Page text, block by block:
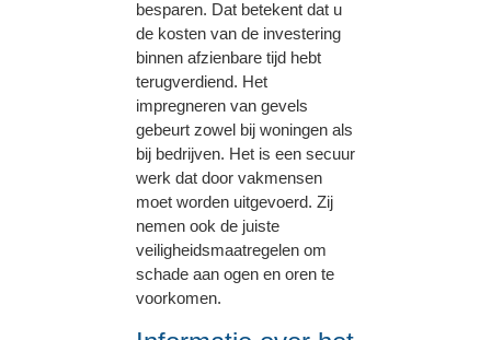
besparen. Dat betekent dat u
de kosten van de investering
binnen afzienbare tijd hebt
terugverdiend. Het
impregneren van gevels
gebeurt zowel bij woningen als
bij bedrijven. Het is een secuur
werk dat door vakmensen
moet worden uitgevoerd. Zij
nemen ook de juiste
veiligheidsmaatregelen om
schade aan ogen en oren te
voorkomen.